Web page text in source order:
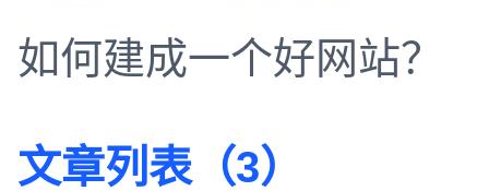
如何建成一个好网站？
文章列表（3）